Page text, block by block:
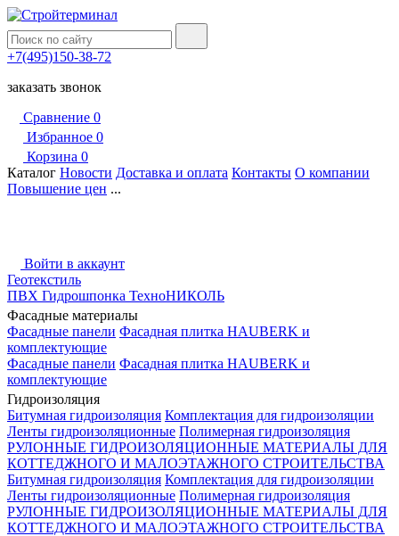
+7(495)150-38-72
заказать звонок
Сравнение 0
Избранное 0
Корзина 0
Каталог Новости Доставка и оплата Контакты О компании
Повышение цен ...
Войти в аккаунт
Геотекстиль
ПВХ Гидрошпонка ТехноНИКОЛЬ
Фасадные материалы
Фасадные панели Фасадная плитка HAUBERK и
комплектующие
Фасадные панели Фасадная плитка HAUBERK и
комплектующие
Гидроизоляция
Битумная гидроизоляция Комплектация для гидроизоляции
Ленты гидроизоляционные Полимерная гидроизоляция
РУЛОННЫЕ ГИДРОИЗОЛЯЦИОННЫЕ МАТЕРИАЛЫ ДЛЯ
КОТТЕДЖНОГО И МАЛОЭТАЖНОГО СТРОИТЕЛЬСТВА
Битумная гидроизоляция Комплектация для гидроизоляции
Ленты гидроизоляционные Полимерная гидроизоляция
РУЛОННЫЕ ГИДРОИЗОЛЯЦИОННЫЕ МАТЕРИАЛЫ ДЛЯ
КОТТЕДЖНОГО И МАЛОЭТАЖНОГО СТРОИТЕЛЬСТВА